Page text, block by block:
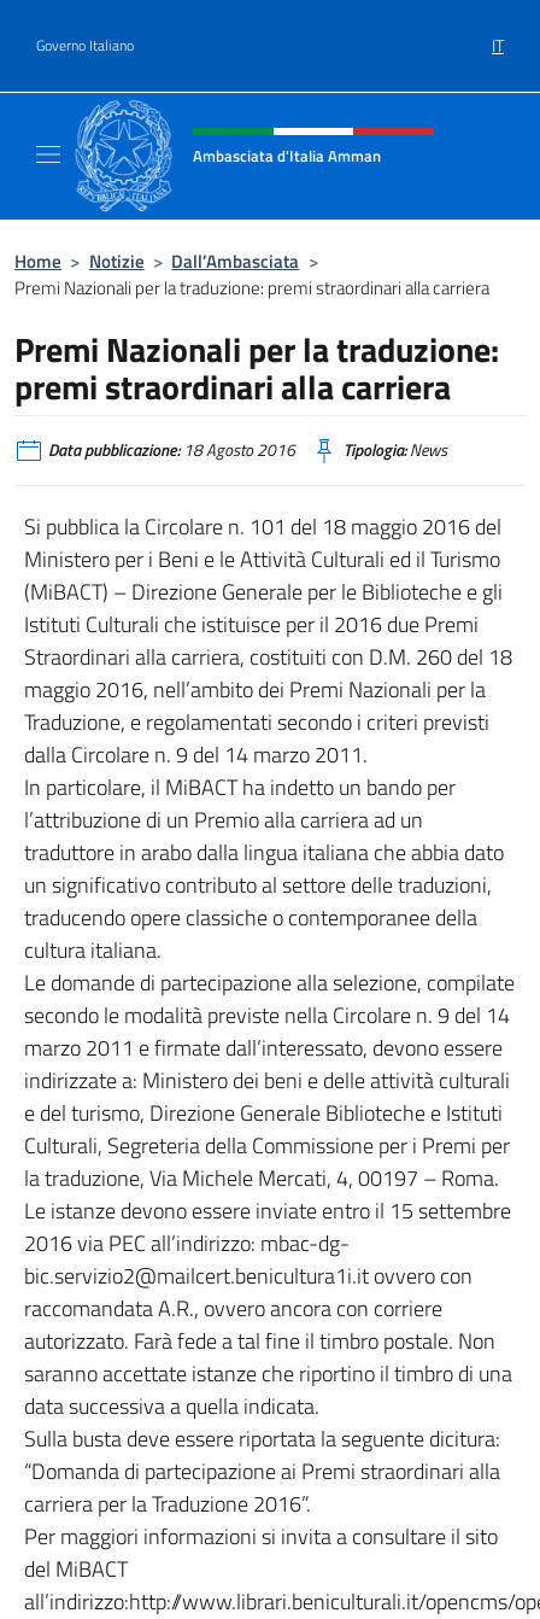
Governo Italiano IT
Intestazione sito, social e menù
Ambasciata d'Italia Amman
Home > Notizie > Dall’Ambasciata >
Premi Nazionali per la traduzione: premi straordinari alla carriera
Premi Nazionali per la traduzione:
premi straordinari alla carriera
Data pubblicazione:18 Agosto 2016 Tipologia:News
Si pubblica la Circolare n. 101 del 18 maggio 2016 del
Ministero per i Beni e le Attività Culturali ed il Turismo
(MiBACT) – Direzione Generale per le Biblioteche e gli
Istituti Culturali che istituisce per il 2016 due Premi
Straordinari alla carriera, costituiti con D.M. 260 del 18
maggio 2016, nell’ambito dei Premi Nazionali per la
Traduzione, e regolamentati secondo i criteri previsti
dalla Circolare n. 9 del 14 marzo 2011.
In particolare, il MiBACT ha indetto un bando per
l’attribuzione di un Premio alla carriera ad un
traduttore in arabo dalla lingua italiana che abbia dato
un significativo contributo al settore delle traduzioni,
traducendo opere classiche o contemporanee della
cultura italiana.
Le domande di partecipazione alla selezione, compilate
secondo le modalità previste nella Circolare n. 9 del 14
marzo 2011 e firmate dall’interessato, devono essere
indirizzate a: Ministero dei beni e delle attività culturali
e del turismo, Direzione Generale Biblioteche e Istituti
Culturali, Segreteria della Commissione per i Premi per
la traduzione, Via Michele Mercati, 4, 00197 – Roma.
Le istanze devono essere inviate entro il 15 settembre
2016 via PEC all’indirizzo: mbac-dg-
bic.servizio2@mailcert.benicultura1i.it ovvero con
raccomandata A.R., ovvero ancora con corriere
autorizzato. Farà fede a tal fine il timbro postale. Non
saranno accettate istanze che riportino il timbro di una
data successiva a quella indicata.
Sulla busta deve essere riportata la seguente dicitura:
“Domanda di partecipazione ai Premi straordinari alla
carriera per la Traduzione 2016”.
Per maggiori informazioni si invita a consultare il sito
del MiBACT
all’indirizzo:http://www.librari.beniculturali.it/opencms/